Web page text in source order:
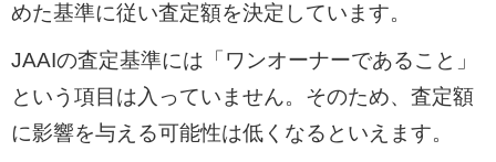
めた基準に従い査定額を決定しています。
JAAIの査定基準には「ワンオーナーであること」
という項目は入っていません。そのため、査定額
に影響を与える可能性は低くなるといえます。